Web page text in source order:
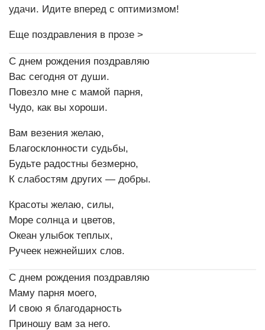
удачи. Идите вперед с оптимизмом!
Еще поздравления в прозе >
С днем рождения поздравляю
Вас сегодня от души.
Повезло мне с мамой парня,
Чудо, как вы хороши.
Вам везения желаю,
Благосклонности судьбы,
Будьте радостны безмерно,
К слабостям других — добры.
Красоты желаю, силы,
Море солнца и цветов,
Океан улыбок теплых,
Ручеек нежнейших слов.
С днем рождения поздравляю
Маму парня моего,
И свою я благодарность
Приношу вам за него.